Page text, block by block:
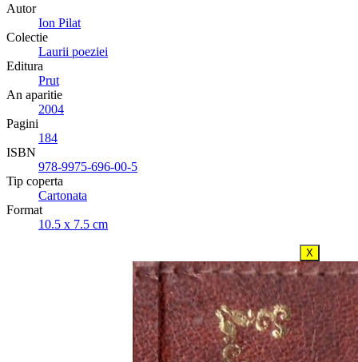
Autor
Ion Pilat
Colectie
Laurii poeziei
Editura
Prut
An aparitie
2004
Pagini
184
ISBN
978-9975-696-00-5
Tip coperta
Cartonata
Format
10.5 x 7.5 cm
X